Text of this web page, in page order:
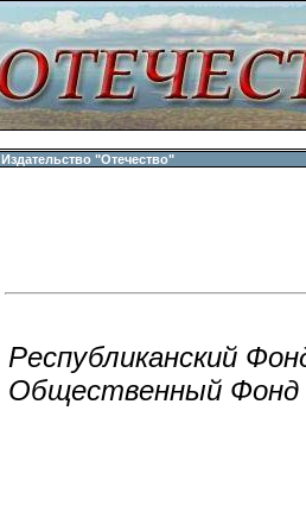
Издательство "Отечество"
Республиканский
Общественный